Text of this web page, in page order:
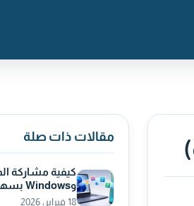
مقالات ذات صلة
وWindows بسهولة
18 فبراير، 2026